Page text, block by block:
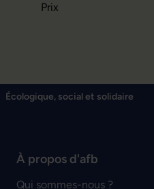
Prix
Écologique, social et solidaire
À propos d'afb
Qui sommes-nous ?